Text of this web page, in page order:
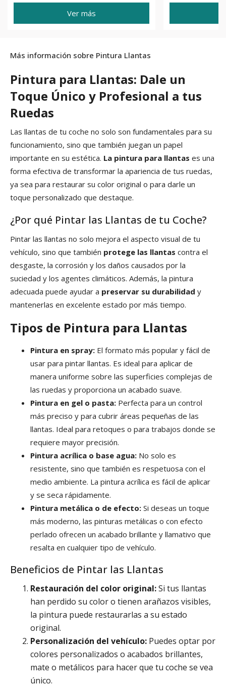
Ver más
Más información sobre Pintura Llantas
Pintura para Llantas: Dale un
Toque Único y Profesional a tus
Ruedas
Las llantas de tu coche no solo son fundamentales para su
funcionamiento, sino que también juegan un papel
importante en su estética. La pintura para llantas es una
forma efectiva de transformar la apariencia de tus ruedas,
ya sea para restaurar su color original o para darle un
toque personalizado que destaque.
¿Por qué Pintar las Llantas de tu Coche?
Pintar las llantas no solo mejora el aspecto visual de tu
vehículo, sino que también protege las llantas contra el
desgaste, la corrosión y los daños causados por la
suciedad y los agentes climáticos. Además, la pintura
adecuada puede ayudar a preservar su durabilidad y
mantenerlas en excelente estado por más tiempo.
Tipos de Pintura para Llantas
Pintura en spray: El formato más popular y fácil de
usar para pintar llantas. Es ideal para aplicar de
manera uniforme sobre las superficies complejas de
las ruedas y proporciona un acabado suave.
Pintura en gel o pasta: Perfecta para un control
más preciso y para cubrir áreas pequeñas de las
llantas. Ideal para retoques o para trabajos donde se
requiere mayor precisión.
Pintura acrílica o base agua: No solo es
resistente, sino que también es respetuosa con el
medio ambiente. La pintura acrílica es fácil de aplicar
y se seca rápidamente.
Pintura metálica o de efecto: Si deseas un toque
más moderno, las pinturas metálicas o con efecto
perlado ofrecen un acabado brillante y llamativo que
resalta en cualquier tipo de vehículo.
Beneficios de Pintar las Llantas
Restauración del color original:Si tus llantas
han perdido su color o tienen arañazos visibles,
la pintura puede restaurarlas a su estado
original.
Personalización del vehículo: Puedes optar por
colores personalizados o acabados brillantes,
mate o metálicos para hacer que tu coche se vea
único.